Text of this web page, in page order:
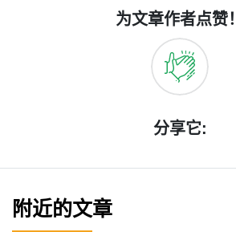
为文章作者点赞！
分享它:
附近的文章